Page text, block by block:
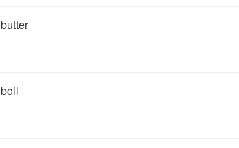
butter
boil